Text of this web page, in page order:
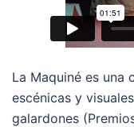
La Maquiné es una
escénicas y
galardones